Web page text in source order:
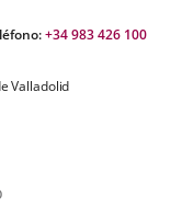
+34 983 426 100
Valladolid